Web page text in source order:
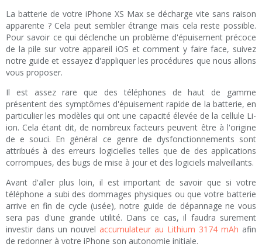
La batterie de votre iPhone XS Max se décharge vite sans raison
apparente ? Cela peut sembler étrange mais cela reste possible.
Pour savoir ce qui déclenche un problème d'épuisement précoce
de la pile sur votre appareil iOS et comment y faire face, suivez
notre guide et essayez d'appliquer les procédures que nous allons
vous proposer.
Il est assez rare que des téléphones de haut de gamme
présentent des symptômes d'épuisement rapide de la batterie, en
particulier les modèles qui ont une capacité élevée de la cellule Li-
ion. Cela étant dit, de nombreux facteurs peuvent être à l'origine
de e souci. En général ce genre de dysfonctionnements sont
attribués à des erreurs logicielles telles que de des applications
corrompues, des bugs de mise à jour et des logiciels malveillants.
Avant d'aller plus loin, il est important de savoir que si votre
téléphone a subi des dommages physiques ou que votre batterie
arrive en fin de cycle (usée), notre guide de dépannage ne vous
sera pas d'une grande utilité. Dans ce cas, il faudra surement
investir dans un nouvel accumulateur au Lithium 3174 mAh afin
de redonner à votre iPhone son autonomie initiale.